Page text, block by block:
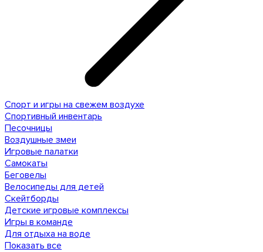
Спорт и игры на свежем воздухе
Спортивный инвентарь
Песочницы
Воздушные змеи
Игровые палатки
Самокаты
Беговелы
Велосипеды для детей
Скейтборды
Детские игровые комплексы
Игры в команде
Для отдыха на воде
Показать все